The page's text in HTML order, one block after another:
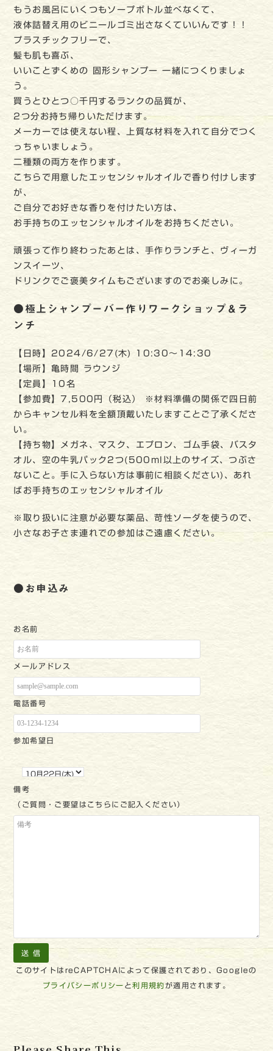
もうお風呂にいくつもソープボトル並べなくて、
液体詰替え用のビニールゴミ出さなくていいんです！！
プラスチックフリーで、
髪も肌も喜ぶ、
いいことずくめの 固形シャンプー 一緒につくりましょ
う。
買うとひとつ○千円するランクの品質が、
2つ分お持ち帰りいただけます。
メーカーでは使えない程、上質な材料を入れて自分でつく
っちゃいましょう。
二種類の両方を作ります。
こちらで用意したエッセンシャルオイルで香り付けします
が、
ご自分でお好きな香りを付けたい方は、
お手持ちのエッセンシャルオイルをお持ちください。
頑張って作り終わったあとは、手作りランチと、ヴィーガ
ンスイーツ、
ドリンクでご褒美タイムもございますのでお楽しみに。
●極上シャンプーバー作りワークショップ＆ラ
ンチ
【日時】2024/6/27(木) 10:30〜14:30
【場所】亀時間 ラウンジ
【定員】10名
【参加費】7,500円（税込） ※材料準備の関係で四日前
からキャンセル料を全額頂戴いたしますことご了承くださ
い。
【持ち物】メガネ、マスク、エプロン、ゴム手袋、バスタ
オル、空の牛乳パック2つ(500ml以上のサイズ、つぶさ
ないこと。手に入らない方は事前に相談ください)、あれ
ばお手持ちのエッセンシャルオイル
※取り扱いに注意が必要な薬品、苛性ソーダを使うので、
小さなお子さま連れでの参加はご遠慮ください。
●お申込み
お名前
メールアドレス
電話番号
参加希望日
備考
（ご質問・ご要望はこちらにご記入ください）
このサイトはreCAPTCHAによって保護されており、Googleの
プライバシーポリシー と利用規約が適用されます。